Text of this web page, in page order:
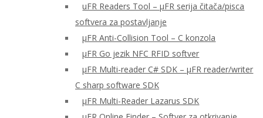
uFR Readers Tool – μFR serija čitača/pisca
softvera za postavljanje
μFR Anti-Collision Tool – C konzola
μFR Go jezik NFC RFID softver
μFR Multi-reader C# SDK – μFR reader/writer
C sharp software SDK
μFR Multi-Reader Lazarus SDK